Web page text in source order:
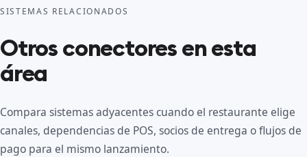
SISTEMAS RELACIONADOS
Otros conectores en esta
área
Compara sistemas adyacentes cuando el restaurante elige
canales, dependencias de POS, socios de entrega o flujos de
pago para el mismo lanzamiento.